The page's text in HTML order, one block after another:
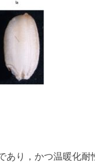
あり，かつ温暖化